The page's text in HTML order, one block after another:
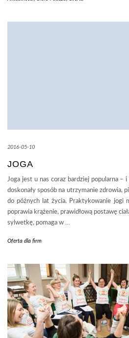
2016-05-10
JOGA
Joga jest u nas coraz bardziej popularna –
doskonały sposób na utrzymanie zdrowia,
do późnych lat życia. Praktykowanie jogi
poprawia krążenie, prawidłową postawę
sylwetkę, pomaga w …
Oferta dla firm